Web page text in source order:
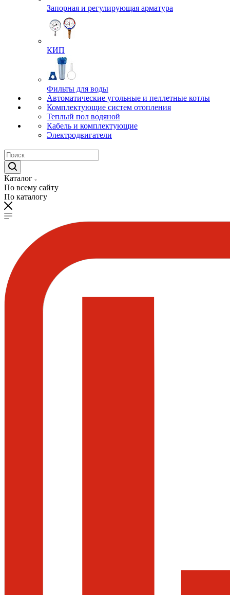
Запорная и регулирующая арматура
КИП
Фильты для воды
Автоматические угольные и пеллетные котлы
Комплектующие систем отопления
Теплый пол водяной
Кабель и комплектующие
Электродвигатели
Каталог
По всему сайту
По каталогу